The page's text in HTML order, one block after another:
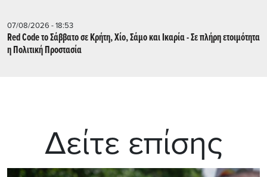
07/08/2026 - 18:53
Red Code το Σάββατο σε Κρήτη, Χίο, Σάμο και Ικαρία - Σε πλήρη ετοιμότητα
η Πολιτική Προστασία
Δείτε επίσης